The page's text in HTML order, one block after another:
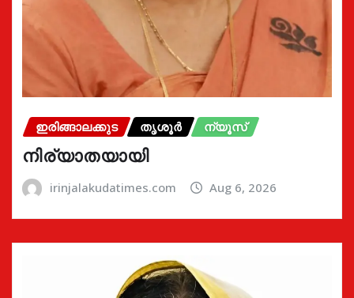
ഇരിങ്ങാലക്കുട തൃശൂർ ന്യൂസ്
നിര്യാതയായി
irinjalakudatimes.com Aug 6, 2026